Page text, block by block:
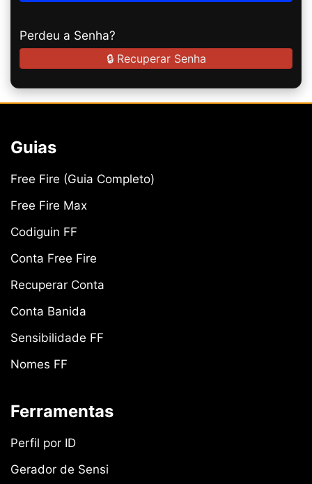
Perdeu a Senha?
🔒 Recuperar Senha
Guias
Free Fire (Guia Completo)
Free Fire Max
Codiguin FF
Conta Free Fire
Recuperar Conta
Conta Banida
Sensibilidade FF
Nomes FF
Ferramentas
Perfil por ID
Gerador de Sensi